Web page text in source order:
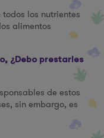
los nutrientes
alimentos
¿Debo prestarles
de estos
sin embargo, es